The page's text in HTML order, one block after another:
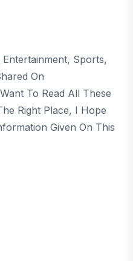
Sports,
On
To Read All These
Right Place, I Hope
Given On This